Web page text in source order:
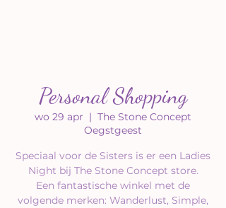
Personal Shopping
wo 29 apr
  |
The Stone Concept
Oegstgeest
Speciaal voor de Sisters is er een Ladies
Night bij The Stone Concept store.
Een fantastische winkel met de
volgende merken: Wanderlust, Simple,